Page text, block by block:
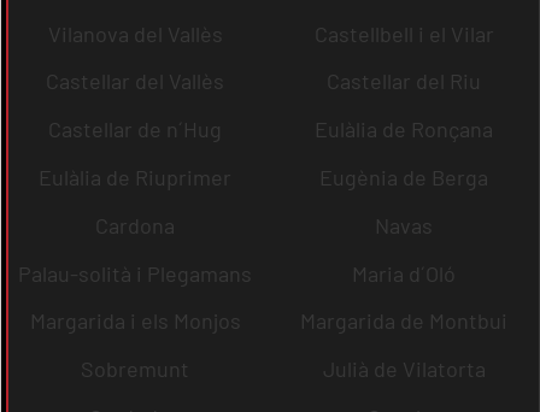
Vilanova del Vallès
Castellbell i el Vilar
Castellar del Vallès
Castellar del Riu
Castellar de n´Hug
Eulàlia de Ronçana
Eulàlia de Riuprimer
Eugènia de Berga
Cardona
Navas
Palau-solità i Plegamans
Maria d´Oló
Margarida i els Monjos
Margarida de Montbui
Sobremunt
Julià de Vilatorta